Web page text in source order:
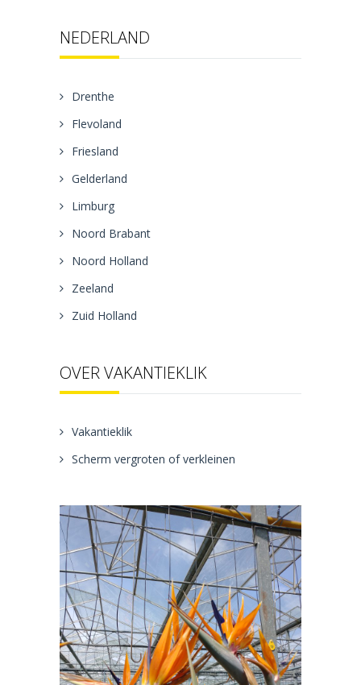
NEDERLAND
Drenthe
Flevoland
Friesland
Gelderland
Limburg
Noord Brabant
Noord Holland
Zeeland
Zuid Holland
OVER VAKANTIEKLIK
Vakantieklik
Scherm vergroten of verkleinen